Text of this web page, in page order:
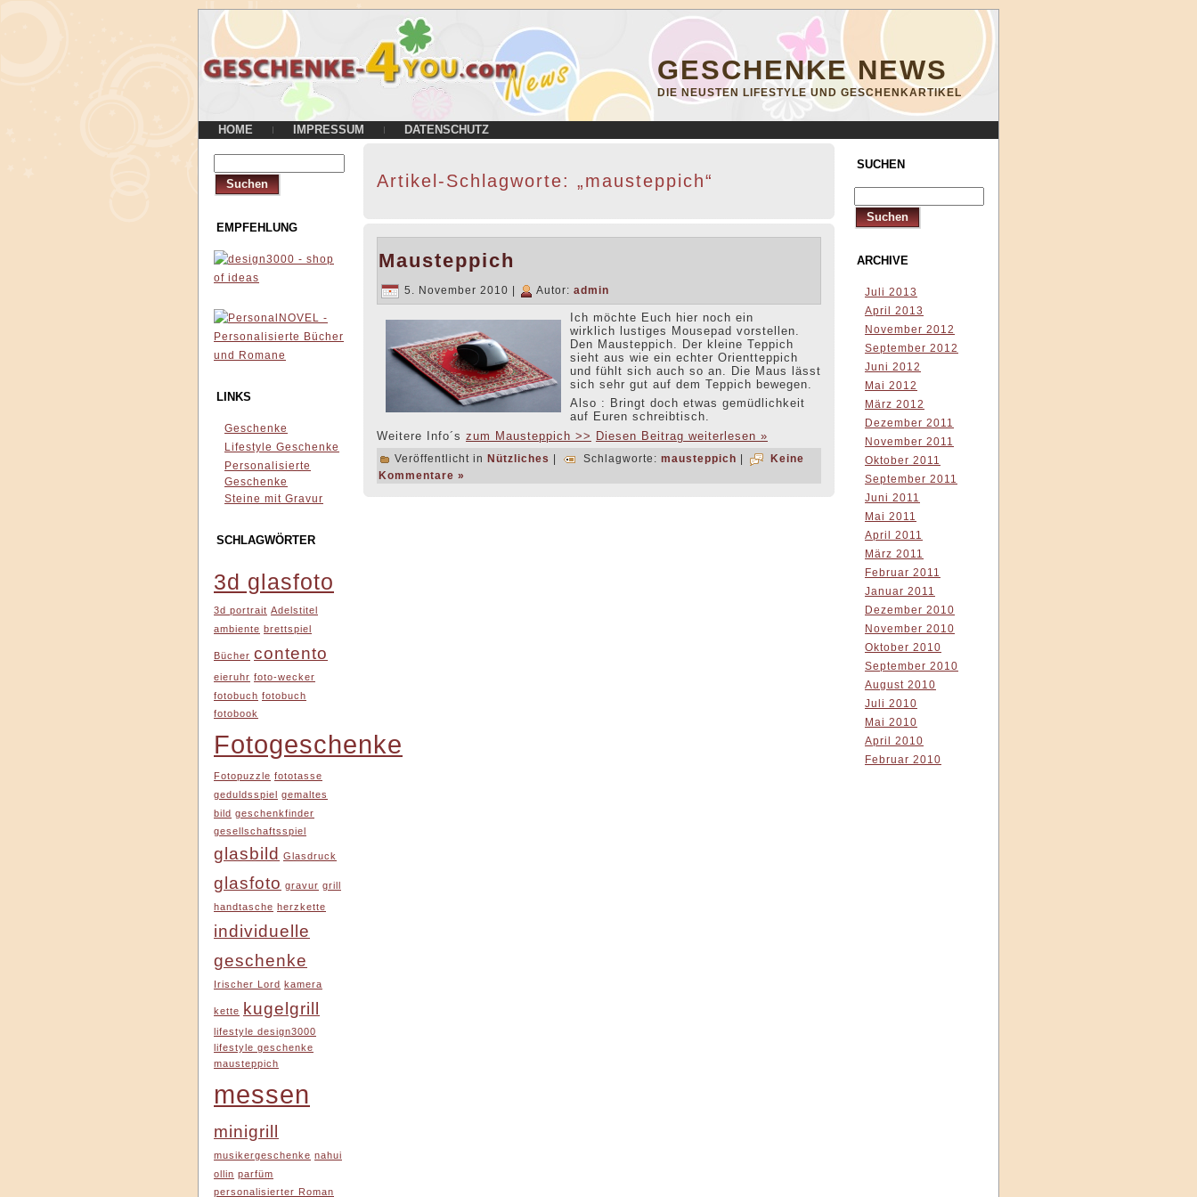
GESCHENKE NEWS
DIE NEUSTEN LIFESTYLE UND GESCHENKARTIKEL
HOME IMPRESSUM DATENSCHUTZ
EMPFEHLUNG
LINKS
Geschenke
Lifestyle Geschenke
Personalisierte
Geschenke
Steine mit Gravur
SCHLAGWÖRTER
3d glasfoto
3d portrait Adelstitel
ambiente brettspiel
Bücher contento
eieruhr foto-wecker
fotobuch fotobuch
fotobook
Fotogeschenke
Fotopuzzle fototasse
geduldsspiel gemaltes
bild geschenkfinder
gesellschaftsspiel
glasbild Glasdruck
glasfoto gravur grill
handtasche herzkette
individuelle
geschenke
Irischer Lord kamera
kette kugelgrill
lifestyle design3000
lifestyle geschenke
mausteppich
messen
minigrill
musikergeschenke nahui
ollin parfüm
personalisierter Roman
Artikel-Schlagworte: „mausteppich“
Mausteppich
5. November 2010 | Autor: admin
Ich möchte Euch hier noch ein
wirklich lustiges Mousepad vorstellen.
Den Mausteppich. Der kleine Teppich
sieht aus wie ein echter Orientteppich
und fühlt sich auch so an. Die Maus lässt
sich sehr gut auf dem Teppich bewegen.
Also : Bringt doch etwas gemüdlichkeit
auf Euren schreibtisch.
Weitere Info´s zum Mausteppich >> Diesen Beitrag weiterlesen »
Veröffentlicht in Nützliches Schlagworte: mausteppich
Keine
Kommentare »
SUCHEN
ARCHIVE
Juli 2013
April 2013
November 2012
September 2012
Juni 2012
Mai 2012
März 2012
Dezember 2011
November 2011
Oktober 2011
September 2011
Juni 2011
Mai 2011
April 2011
März 2011
Februar 2011
Januar 2011
Dezember 2010
November 2010
Oktober 2010
September 2010
August 2010
Juli 2010
Mai 2010
April 2010
Februar 2010